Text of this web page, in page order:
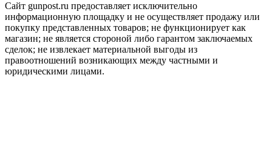
Сайт gunpost.ru предоставляет исключительно
информационную площадку и не осуществляет продажу или
покупку представленных товаров; не функционирует как
магазин; не является стороной либо гарантом заключаемых
сделок; не извлекает материальной выгоды из
правоотношений возникающих между частными и
юридическими лицами.